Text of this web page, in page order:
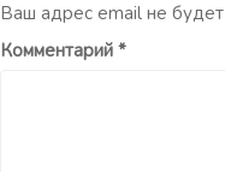
Ваш адрес email не будет
Комментарий *